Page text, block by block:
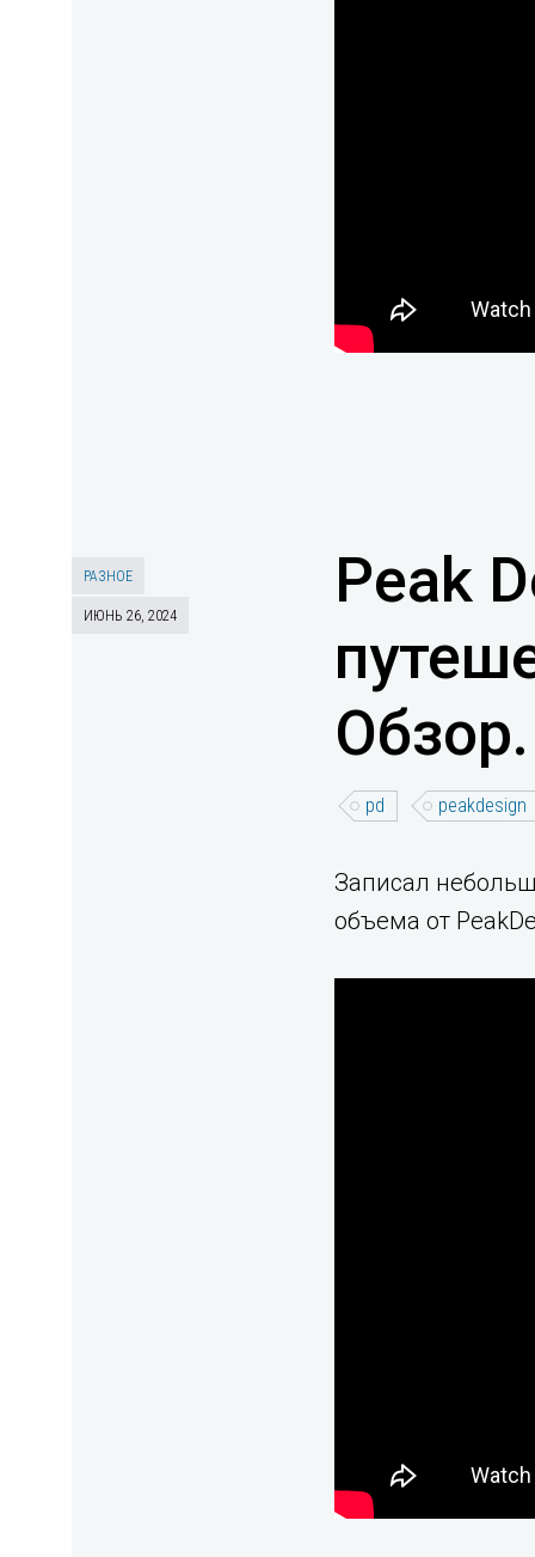
РАЗНОЕ
ИЮНЬ 26, 2024
Peak
Обзор.
pd peakdesign
Записал
объема от